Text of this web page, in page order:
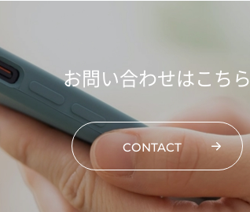
お問い合わせはこちら
CONTACT